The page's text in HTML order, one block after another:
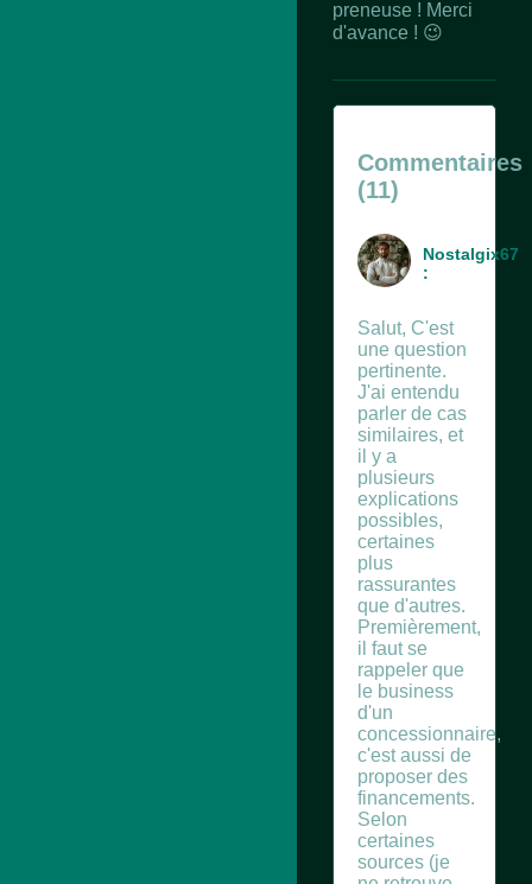
preneuse ! Merci
d'avance ! 😉
Commentaires
(11)
Nostalgix67
:
Salut, C'est
une question
pertinente.
J'ai entendu
parler de cas
similaires, et
il y a
plusieurs
explications
possibles,
certaines
plus
rassurantes
que d'autres.
Premièrement,
il faut se
rappeler que
le business
d'un
concessionnaire,
c'est aussi de
proposer des
financements.
Selon
certaines
sources (je